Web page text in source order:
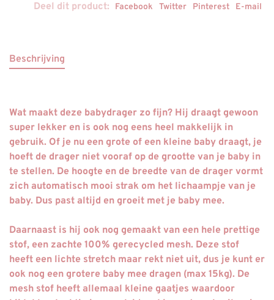
Deel dit product: Facebook Twitter Pinterest E-mail
Beschrijving
Wat maakt deze babydrager zo fijn? Hij draagt gewoon
super lekker en is ook nog eens heel makkelijk in
gebruik. Of je nu een grote of een kleine baby draagt, je
hoeft de drager niet vooraf op de grootte van je baby in
te stellen. De hoogte en de breedte van de drager vormt
zich automatisch mooi strak om het lichaampje van je
baby. Dus past altijd en groeit met je baby mee.
Daarnaast is hij ook nog gemaakt van een hele prettige
stof, een zachte 100% gerecycled mesh. Deze stof
heeft een lichte stretch maar rekt niet uit, dus je kunt er
ook nog een grotere baby mee dragen (max 15kg). De
mesh stof heeft allemaal kleine gaatjes waardoor